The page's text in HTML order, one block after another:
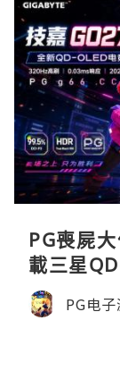
PG喪屍
載三星
PG电